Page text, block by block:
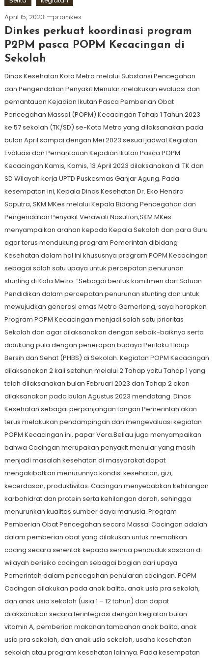
April 15, 2023 promkes
Dinkes perkuat koordinasi program
P2PM pasca POPM Kecacingan di
Sekolah
Dinas Kesehatan Kota Metro melalui Substansi Pencegahan
dan Pengendalian Penyakit Menular melakukan evaluasi dan
pemantauan Kejadian Ikutan Pasca Pemberian Obat
Pencegahan Massal (POPM) Kecacingan Tahap 1 Tahun 2023
ke 57 sekolah (TK/SD) se-Kota Metro yang dilaksanakan pada
bulan April sampai dengan Mei 2023 sesuai jadwal.Kegiatan
Evaluasi dan Pemantauan Kejadian Ikutan Pasca POPM
Kecacingan Kamis, Kamis, 13 April 2023 dilaksanakan di TK dan
SD Wilayah kerja UPTD Puskesmas Ganjar Agung. Pada
kesempatan ini, Kepala Dinas Kesehatan Dr. Eko Hendro
Saputra, SKM.MKes melalui Kepala Bidang Pencegahan dan
Pengendalian Penyakit Verawati Nasution,SKM.MKes
menyampaikan arahan kepada Kepala Sekolah dan para Guru
agar terus mendukung program Pemerintah dibidang
Kesehatan dalam hal ini khususnya program POPM Kecacingan
sebagai salah satu upaya untuk percepatan penurunan
stunting di Kota Metro. “Sebagai bentuk komitmen dari Satuan
Pendidikan dalam percepatan penurunan stunting dan untuk
mewujudkan generasi emas Metro Gemerlang, saya harapkan
Program POPM Kecacingan menjadi salah satu prioritas
Sekolah dan agar dilaksanakan dengan sebaik-baiknya serta
didukung pula dengan penerapan budaya Perilaku Hidup
Bersih dan Sehat (PHBS) di Sekolah. Kegiatan POPM Kecacingan
dilaksanakan 2 kali setahun melalui 2 Tahap yaitu Tahap 1 yang
telah dilaksanakan bulan Februari 2023 dan Tahap 2 akan
dilaksanakan pada bulan Agustus 2023 mendatang. Dinas
Kesehatan sebagai perpanjangan tangan Pemerintah akan
terus melakukan pendampingan dan mengevaluasi kegiatan
POPM Kecacingan ini, papar Vera.Beliau juga menyampaikan
bahwa Cacingan merupakan penyakit menular yang masih
menjadi masalah kesehatan di masyarakat dapat
mengakibatkan menurunnya kondisi kesehatan, gizi,
kecerdasan, produktivitas. Cacingan menyebabkan kehilangan
karbohidrat dan protein serta kehilangan darah, sehingga
menurunkan kualitas sumber daya manusia. Program
Pemberian Obat Pencegahan secara Massal Cacingan adalah
dalam pemberian obat yang dilakukan untuk mematikan
cacing secara serentak kepada semua penduduk sasaran di
wilayah berisiko cacingan sebagai bagian dari upaya
Pemerintah dalam pencegahan penularan cacingan. POPM
Cacingan dilakukan pada anak balita, anak usia pra sekolah,
dan anak usia sekolah (usia 1 – 12 tahun) dan dapat
dilaksanakan secara terintegrasi dengan kegiatan bulan
vitamin A, pemberian makanan tambahan anak balita, anak
usia pra sekolah, dan anak usia sekolah, usaha kesehatan
sekolah atau program kesehatan lainnya. Pada kesempatan